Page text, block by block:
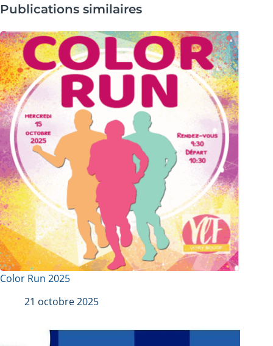
Publications similaires
Color Run 2025
21 octobre 2025